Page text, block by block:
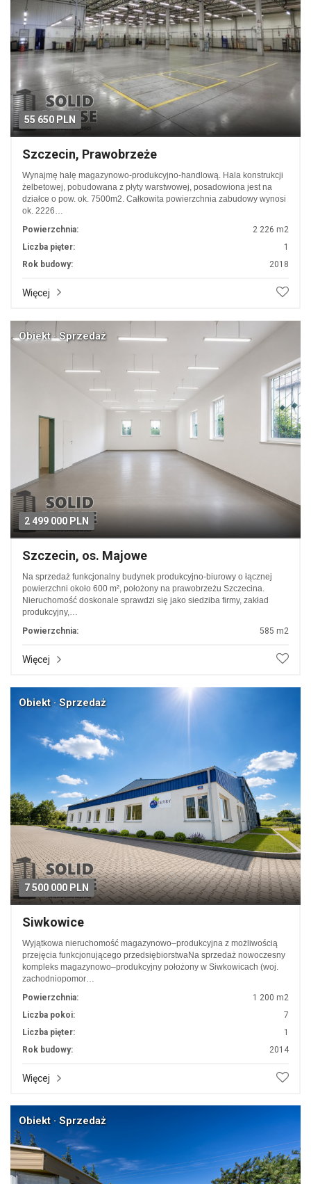
55 650 PLN
Szczecin, Prawobrzeże
Wynajmę halę magazynowo-produkcyjno-handlową. Hala konstrukcji
żelbetowej, pobudowana z płyty warstwowej, posadowiona jest na
działce o pow. ok. 7500m2. Całkowita powierzchnia zabudowy wynosi
ok. 2226…
Powierzchnia:
2 226 m2
Liczba pięter:
1
Rok budowy:
2018
Więcej
2 499 000 PLN
Obiekt · Sprzedaż
Szczecin, os. Majowe
Na sprzedaż funkcjonalny budynek produkcyjno-biurowy o łącznej
powierzchni około 600 m², położony na prawobrzeżu Szczecina.
Nieruchomość doskonale sprawdzi się jako siedziba firmy, zakład
produkcyjny,…
Powierzchnia:
585 m2
Więcej
7 500 000 PLN
Obiekt · Sprzedaż
Siwkowice
Wyjątkowa nieruchomość magazynowo–produkcyjna z możliwością
przejęcia funkcjonującego przedsiębiorstwaNa sprzedaż nowoczesny
kompleks magazynowo–produkcyjny położony w Siwkowicach (woj.
zachodniopomor…
Powierzchnia:
1 200 m2
Liczba pokoi:
7
Liczba pięter:
1
Rok budowy:
2014
Więcej
Obiekt · Sprzedaż